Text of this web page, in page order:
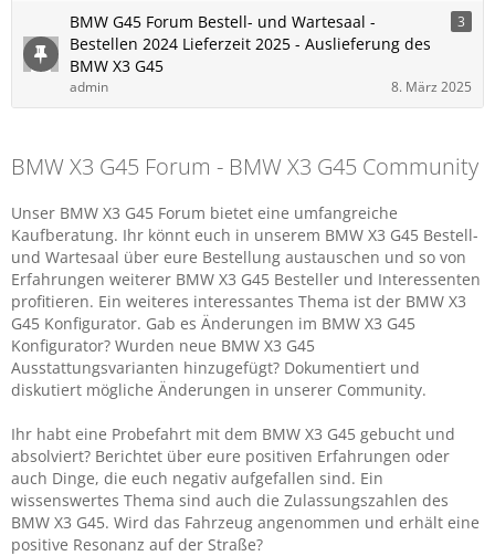
BMW G45 Forum Bestell- und Wartesaal -
Bestellen 2024 Lieferzeit 2025 - Auslieferung des
BMW X3 G45
3
admin 8. März 2025
BMW X3 G45 Forum - BMW X3 G45 Community
Unser BMW X3 G45 Forum bietet eine umfangreiche
Kaufberatung. Ihr könnt euch in unserem BMW X3 G45 Bestell-
und Wartesaal über eure Bestellung austauschen und so von
Erfahrungen weiterer BMW X3 G45 Besteller und Interessenten
profitieren. Ein weiteres interessantes Thema ist der BMW X3
G45 Konfigurator. Gab es Änderungen im BMW X3 G45
Konfigurator? Wurden neue BMW X3 G45
Ausstattungsvarianten hinzugefügt? Dokumentiert und
diskutiert mögliche Änderungen in unserer Community.
Ihr habt eine Probefahrt mit dem BMW X3 G45 gebucht und
absolviert? Berichtet über eure positiven Erfahrungen oder
auch Dinge, die euch negativ aufgefallen sind. Ein
wissenswertes Thema sind auch die Zulassungszahlen des
BMW X3 G45. Wird das Fahrzeug angenommen und erhält eine
positive Resonanz auf der Straße?